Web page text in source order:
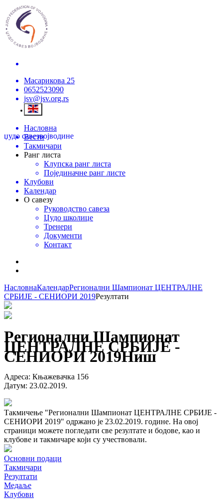
Масарикова 25
0652523090
jsv@jsv.org.rs
џудо савезвојводине
Насловна
Вести
Такмичари
Ранг листа
Клупска ранг листа
Појединачне ранг листе
Клубови
Календар
О савезу
Руководство савеза
Џудо школице
Тренери
Документи
Контакт
НасловнаКалендарРегионални Шампионат ЦЕНТРАЛНЕ
СРБИЈЕ - СЕНИОРИ 2019Резултати
Регионални Шампионат
ЦЕНТРАЛНЕ СРБИЈЕ -
СЕНИОРИ 2019Ниш
Адреса: Књажевачка 156
Датум: 23.02.2019.
Такмичење "Регионални Шампионат ЦЕНТРАЛНЕ СРБИЈЕ -
СЕНИОРИ 2019" одржано је 23.02.2019. године. На овој
страници можете погледати све резултате и бодове, као и
клубове и такмичаре који су учествовали.
Основни подаци
Такмичари
Резултати
Медаље
Клубови